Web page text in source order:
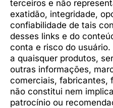
terceiros e não
exatidão, integridade,
confiabilidade de tais
desses links e do
conta e risco do
a quaisquer produtos,
outras informações,
comerciais, fabricantes,
não constitui nem
patrocínio ou